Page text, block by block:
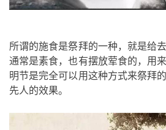
所谓的施食是祭拜的一种，就是给
通常是素食，也有摆放荤食的，用
明节是完全可以用这种方式来祭拜
先人的效果。